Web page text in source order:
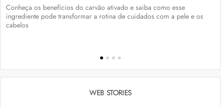
Conheça os benefícios do carvão ativado e saiba como esse
ingrediente pode transformar a rotina de cuidados com a pele e os
cabelos
WEB STORIES